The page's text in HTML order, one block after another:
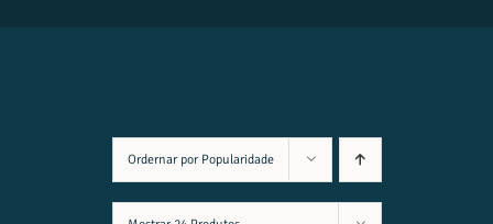
Ordernar por Popularidade